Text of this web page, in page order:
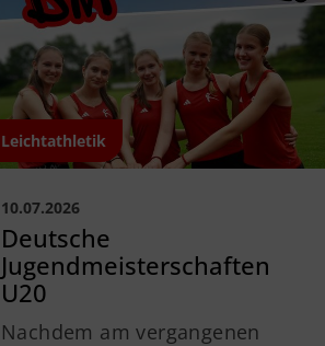
Leichtathletik
10.07.2026
Deutsche
Jugendmeisterschaften
U20
Nachdem am vergangenen